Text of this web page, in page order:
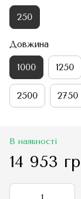
250
Довжина
1000 1250
2500 2750
В наявності
14 953